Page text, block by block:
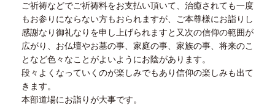
ご祈祷などでご祈祷料をお支払い頂いて、治癒されても一度
もお参りにならない方もおられますが、ご本尊様にお詣りし
感謝なり御礼なりを申し上げられますと又次の信仰の範囲が
広がり、お仏壇やお墓の事、家庭の事、家族の事、将来のこ
となど色々なことがよいようにお陰があります。
段々よくなっていくのが楽しみでもあり信仰の楽しみも出て
きます。
本部道場にお詣りが大事です。